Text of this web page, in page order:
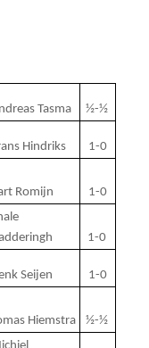
Tasma ½-½
Hindriks 1-0
Romijn
1-0
1-0
Seijen
1-0
Hiemstra
½-½